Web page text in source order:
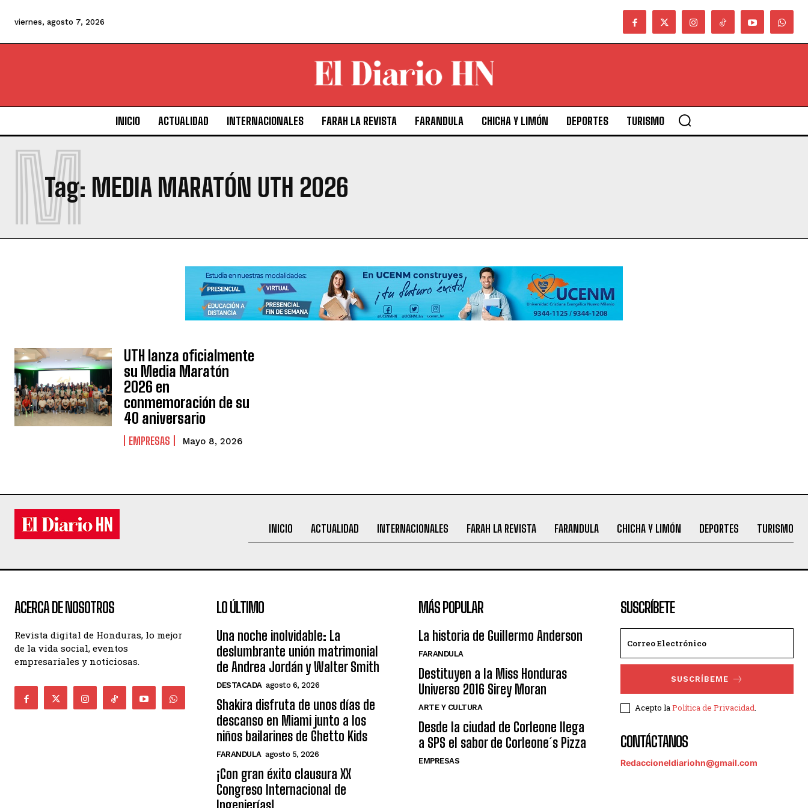
viernes, agosto 7, 2026
INICIO ACTUALIDAD INTERNACIONALES FARAH LA REVISTA FARANDULA CHICHA Y LIMÓN DEPORTES TURISMO
Tag: MEDIA MARATÓN UTH 2026
M
UTH lanza oficialmente
su Media Maratón
2026 en
conmemoración de su
40 aniversario
EMPRESAS Mayo 8, 2026
INICIO ACTUALIDAD INTERNACIONALES FARAH LA REVISTA FARANDULA CHICHA Y LIMÓN DEPORTES TURISMO
ACERCA DE NOSOTROS
Revista digital de Honduras, lo mejor
de la vida social, eventos
empresariales y noticiosas.
LO ÚLTIMO
Una noche inolvidable: La
deslumbrante unión matrimonial
de Andrea Jordán y Walter Smith
DESTACADA agosto 6, 2026
Shakira disfruta de unos días de
descanso en Miami junto a los
niños bailarines de Ghetto Kids
FARANDULA agosto 5, 2026
¡Con gran éxito clausura XX
Congreso Internacional de
MÁS POPULAR
La historia de Guillermo Anderson
FARANDULA
Destituyen a la Miss Honduras
Universo 2016 Sirey Moran
ARTE Y CULTURA
Desde la ciudad de Corleone llega
a SPS el sabor de Corleone´s Pizza
EMPRESAS
SUSCRÍBETE
SUSCRÍBEME
Acepto laPolítica de Privacidad.
CONTÁCTANOS
Redaccioneldiariohn@gmail.com